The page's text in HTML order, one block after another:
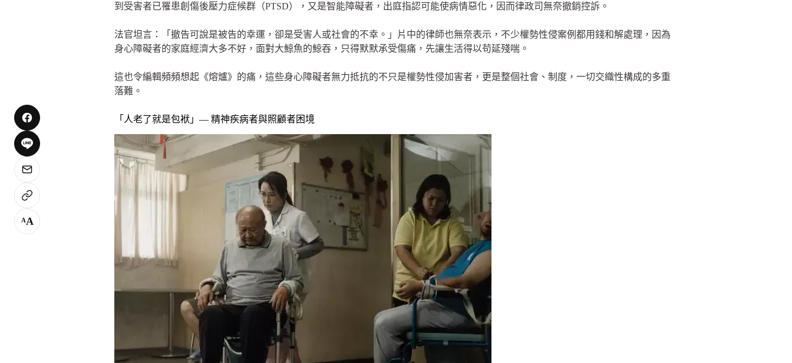
到受害者已罹患創傷後壓力症候群（PTSD），又是智能障礙者，出庭指認可能使病情惡化，因而律政司無奈撤銷控訴。
法官坦言：「撤告可說是被告的幸運，卻是受害人或社會的不幸。」片中的律師也無奈表示，不少權勢性侵案例都用錢和解處理，因為
身心障礙者的家庭經濟大多不好，面對大鯨魚的鯨吞，只得默默承受傷痛，先讓生活得以苟延殘喘。
這也令編輯頻頻想起《熔爐》的痛，這些身心障礙者無力抵抗的不只是權勢性侵加害者，更是整個社會、制度，一切交織性構成的多重
落難。
「人老了就是包袱」— 精神疾病者與照顧者困境
AA